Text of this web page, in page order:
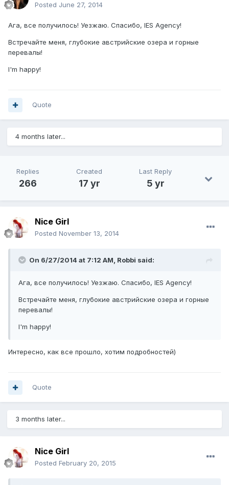
Posted June 27, 2014
Ага, все получилось! Уезжаю. Спасибо, IES Agency!
Встречайте меня, глубокие австрийские озера и горные
перевалы!
I'm happy!
Quote
4 months later...
Replies
266
Created
17 yr
Last Reply
5 yr
Nice Girl
Posted November 13, 2014
On 6/27/2014 at 7:12 AM, Robbi said:
Ага, все получилось! Уезжаю. Спасибо, IES Agency!
Встречайте меня, глубокие австрийские озера и горные
перевалы!
I'm happy!
Интересно, как все прошло, хотим подробностей)
Quote
3 months later...
Nice Girl
Posted February 20, 2015